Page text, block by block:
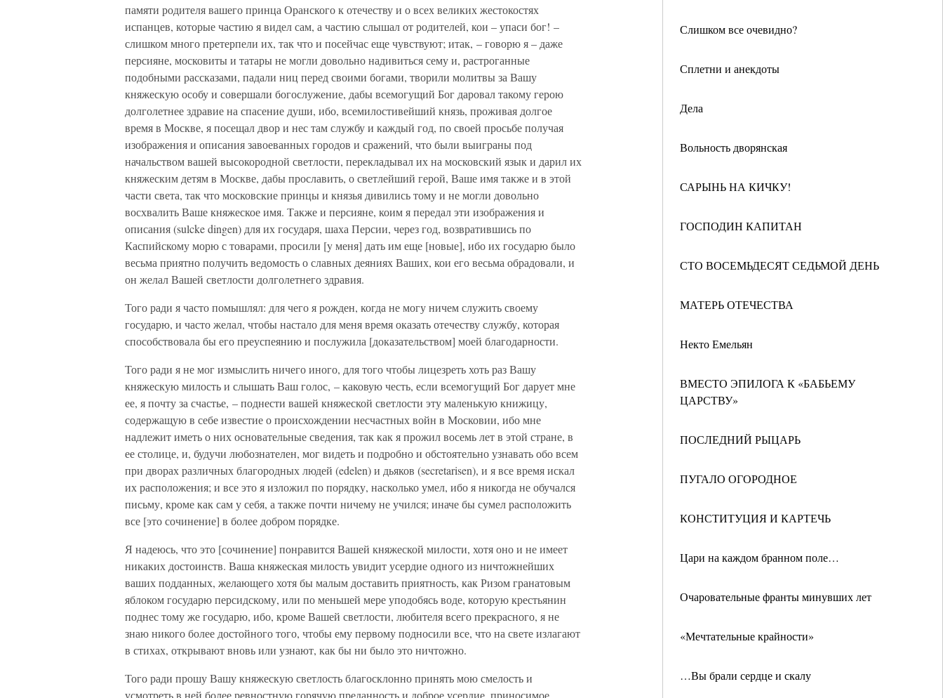
Слишком все очевидно?
Сплетни и анекдоты
Дела
Вольность дворянская
САРЫНЬ НА КИЧКУ!
ГОСПОДИН КАПИТАН
СТО ВОСЕМЬДЕСЯТ СЕДЬМОЙ ДЕНЬ
МАТЕРЬ ОТЕЧЕСТВА
Некто Емельян
ВМЕСТО ЭПИЛОГА К «БАБЬЕМУ
ЦАРСТВУ»
ПОСЛЕДНИЙ РЫЦАРЬ
ПУГАЛО ОГОРОДНОЕ
КОНСТИТУЦИЯ И КАРТЕЧЬ
Цари на каждом бранном поле…
Очаровательные франты минувших лет
«Мечтательные крайности»
…Вы брали сердце и скалу
памяти родителя вашего принца Оранского к отечеству и о всех великих жестокостях
испанцев, которые частию я видел сам, а частию слышал от родителей, кои – упаси бог! –
слишком много претерпели их, так что и посейчас еще чувствуют; итак, – говорю я – даже
персияне, московиты и татары не могли довольно надивиться сему и, растроганные
подобными рассказами, падали ниц перед своими богами, творили молитвы за Вашу
княжескую особу и совершали богослужение, дабы всемогущий Бог даровал такому герою
долголетнее здравие на спасение души, ибо, всемилостивейший князь, проживая долгое
время в Москве, я посещал двор и нес там службу и каждый год, по своей просьбе получая
изображения и описания завоеванных городов и сражений, что были выиграны под
начальством вашей высокородной светлости, перекладывал их на московский язык и дарил их
княжеским детям в Москве, дабы прославить, о светлейший герой, Ваше имя также и в этой
части света, так что московские принцы и князья дивились тому и не могли довольно
восхвалить Ваше княжеское имя. Также и персияне, коим я передал эти изображения и
описания (sulcke dingen) для их государя, шаха Персии, через год, возвратившись по
Каспийскому морю с товарами, просили [y меня] дать им еще [новые], ибо их государю было
весьма приятно получить ведомость о славных деяниях Ваших, кои его весьма обрадовали, и
он желал Вашей светлости долголетнего здравия.
Того ради я часто помышлял: для чего я рожден, когда не могу ничем служить своему
государю, и часто желал, чтобы настало для меня время оказать отечеству службу, которая
способствовала бы его преуспеянию и послужила [доказательством] моей благодарности.
Того ради я не мог измыслить ничего иного, для того чтобы лицезреть хоть раз Вашу
княжескую милость и слышать Ваш голос, – каковую честь, если всемогущий Бог дарует мне
ее, я почту за счастье, – поднести вашей княжеской светлости эту маленькую книжицу,
содержащую в себе известие о происхождении несчастных войн в Московии, ибо мне
надлежит иметь о них основательные сведения, так как я прожил восемь лет в этой стране, в
ее столице, и, будучи любознателен, мог видеть и подробно и обстоятельно узнавать обо всем
при дворах различных благородных людей (edelen) и дьяков (secretarisen), и я все время искал
их расположения; и все это я изложил по порядку, насколько умел, ибо я никогда не обучался
письму, кроме как сам у себя, а также почти ничему не учился; иначе бы сумел расположить
все [это сочинение] в более добром порядке.
Я надеюсь, что это [сочинение] понравится Вашей княжеской милости, хотя оно и не имеет
никаких достоинств. Ваша княжеская милость увидит усердие одного из ничтожнейших
ваших подданных, желающего хотя бы малым доставить приятность, как Ризом гранатовым
яблоком государю персидскому, или по меньшей мере уподобясь воде, которую крестьянин
поднес тому же государю, ибо, кроме Вашей светлости, любителя всего прекрасного, я не
знаю никого более достойного того, чтобы ему первому подносили все, что на свете излагают
в стихах, открывают вновь или узнают, как бы ни было это ничтожно.
Того ради прошу Вашу княжескую светлость благосклонно принять мою смелость и
усмотреть в ней более ревностную горячую преданность и доброе усердие, приносимое